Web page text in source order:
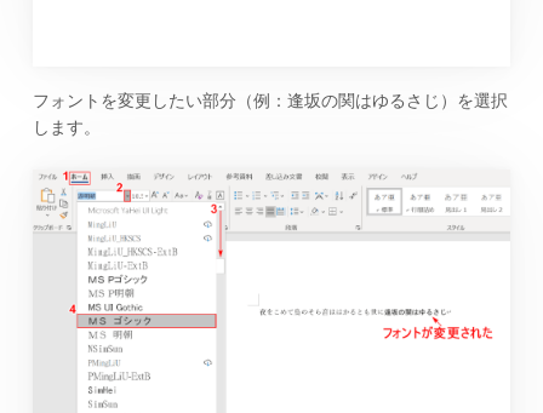
フォントを変更したい部分（例：逢坂の関はゆるさじ）を選択
します。